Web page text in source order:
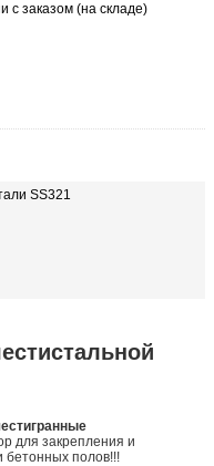
с заказом (на складе)
SS321
для закрепления и
бетонных полов!!!